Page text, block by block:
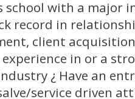
school with a major
record in
client
experience in or a
¿ Have an
service driven